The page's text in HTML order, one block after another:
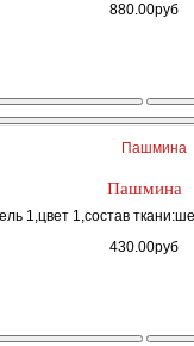
880.00руб
Пашмина
1,цвет 1,состав
430.00руб